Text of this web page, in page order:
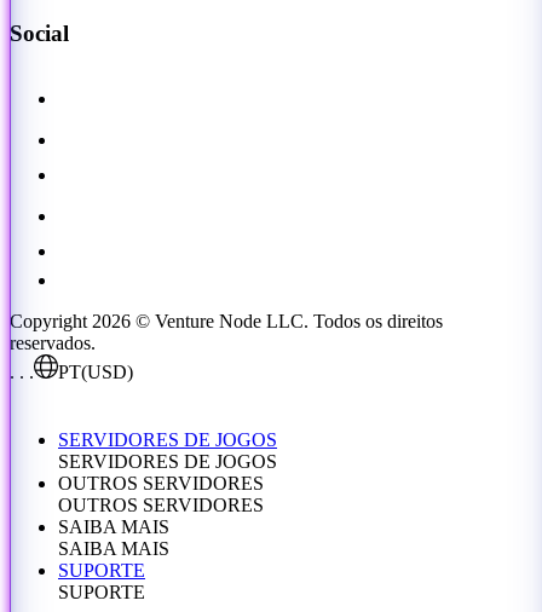
Social
Copyright 2026 © Venture Node LLC. Todos os direitos
reservados.
. . .
PT(USD)
SERVIDORES DE JOGOS
SERVIDORES DE JOGOS
OUTROS SERVIDORES
OUTROS SERVIDORES
SAIBA MAIS
SAIBA MAIS
SUPORTE
SUPORTE